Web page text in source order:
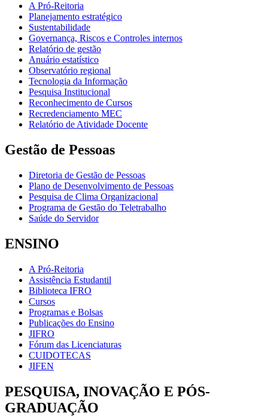
A Pró-Reitoria
Planejamento estratégico
Sustentabilidade
Governança, Riscos e Controles internos
Relatório de gestão
Anuário estatístico
Observatório regional
Tecnologia da Informação
Pesquisa Institucional
Reconhecimento de Cursos
Recredenciamento MEC
Relatório de Atividade Docente
Gestão de Pessoas
Diretoria de Gestão de Pessoas
Plano de Desenvolvimento de Pessoas
Pesquisa de Clima Organizacional
Programa de Gestão do Teletrabalho
Saúde do Servidor
ENSINO
A Pró-Reitoria
Assistência Estudantil
Biblioteca IFRO
Cursos
Programas e Bolsas
Publicações do Ensino
JIFRO
Fórum das Licenciaturas
CUIDOTECAS
JIFEN
PESQUISA, INOVAÇÃO E PÓS-
GRADUAÇÃO